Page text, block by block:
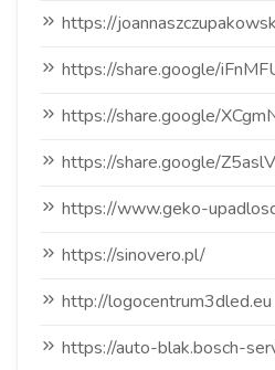
https://
https://share.google/
https://share.google/
https://share.google/
https://www.geko-
https://sinovero.pl/
http://logocentrum3dled.eu
https://auto-blak.bosch-